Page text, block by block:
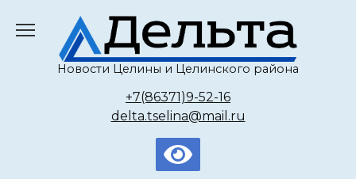
содержанию
Новости Целины и Целинского района
+7(86371)9-52-16
delta.tselina@mail.ru